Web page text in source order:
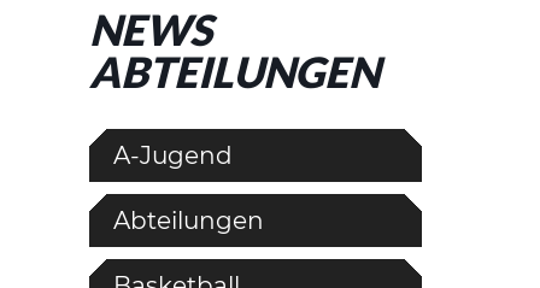
NEWS
ABTEILUNGEN
A-Jugend
Abteilungen